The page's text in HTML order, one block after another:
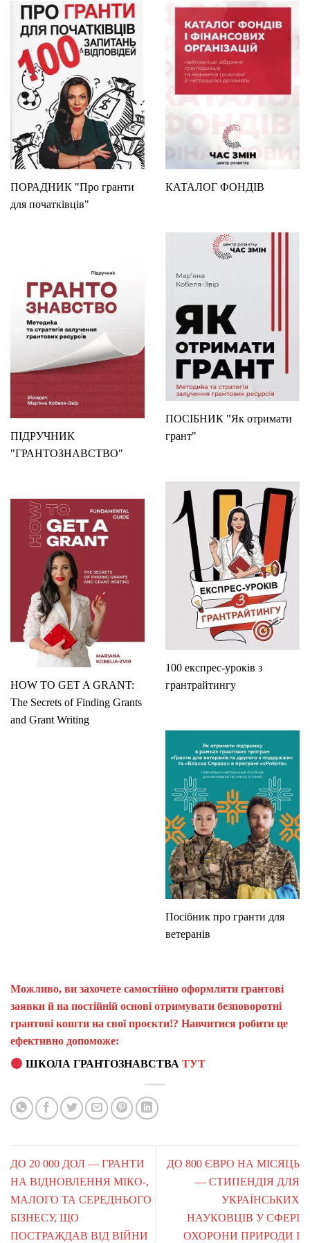
ПОРАДНИК "Про гранти
для початківців"
КАТАЛОГ ФОНДІВ
ПОСІБНИК "Як отримати
грант"
ПІДРУЧНИК
"ГРАНТОЗНАВСТВО"
100 експрес-уроків з
грантрайтингу
HOW TO GET A GRANT:
The Secrets of Finding Grants
and Grant Writing
Посібник про гранти для
ветеранів
Можливо, ви захочете самостійно оформляти грантові
заявки й на постійній основі отримувати безповоротні
грантові кошти на свої проєкти!? Навчитися робити це
ефективно допоможе:
ШКОЛА ГРАНТОЗНАВСТВАТУТ
ДО 20 000 ДОЛ — ГРАНТИ
НА ВІДНОВЛЕННЯ МІКО-,
МАЛОГО ТА СЕРЕДНЬОГО
БІЗНЕСУ, ЩО
ПОСТРАЖДАВ ВІД ВІЙНИ
ДО 800 ЄВРО НА МІСЯЦЬ
— СТИПЕНДІЯ ДЛЯ
УКРАЇНСЬКИХ
НАУКОВЦІВ У СФЕРІ
ОХОРОНИ ПРИРОДИ І